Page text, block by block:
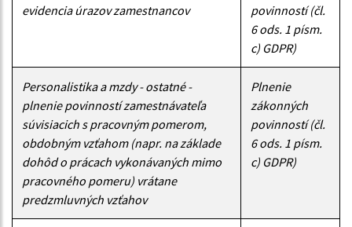
evidencia úrazov zamestnancov
povinností (čl.
6 ods. 1 písm.
c) GDPR)
Personalistika a mzdy - ostatné -
plnenie povinností zamestnávateľa
súvisiacich s pracovným pomerom,
obdobným vzťahom (napr. na základe
dohôd o prácach vykonávaných mimo
pracovného pomeru) vrátane
predzmluvných vzťahov
Plnenie
zákonných
povinností (čl.
6 ods. 1 písm.
c) GDPR)